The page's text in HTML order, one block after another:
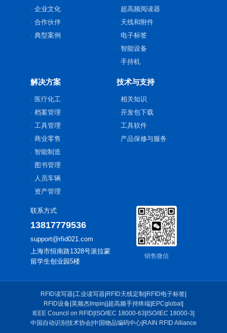
企业文化
合作伙伴
典型案例
超高频阅读器
天线和附件
电子标签
智能设备
手持机
解决方案
医疗化工
档案管理
工具管理
商业零售
智能制造
图书管理
人员车辆
资产管理
技术与支持
相关知识
开发包下载
工具软件
产品保修与服务
联系方式
13817779536
support@rfid021.com
上海市恒南路1328号派拉蒙
留学生创业园5楼
销售微信
RFID读写器| 工业读写器| RFID天线定制 RFID电子标签|
RFID设备| 英频杰Impinj 超高频手持终端| EPCglobal
IEEE Council on RFID ISO/IEC 18000-63 ISO/IEC 18000-3
中国自动识别技术协会| 中国物品编码中心| RAIN RFID Alliance